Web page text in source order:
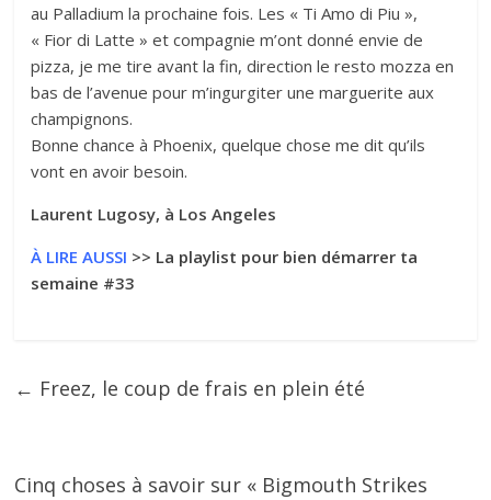
au Palladium la prochaine fois. Les « Ti Amo di Piu »,
« Fior di Latte » et compagnie m’ont donné envie de
pizza, je me tire avant la fin, direction le resto mozza en
bas de l’avenue pour m’ingurgiter une marguerite aux
champignons.
Bonne chance à Phoenix, quelque chose me dit qu’ils
vont en avoir besoin.
Laurent Lugosy, à Los Angeles
À LIRE AUSSI >> La playlist pour bien démarrer ta
semaine #33
← Freez, le coup de frais en plein été
Cinq choses à savoir sur « Bigmouth Strikes